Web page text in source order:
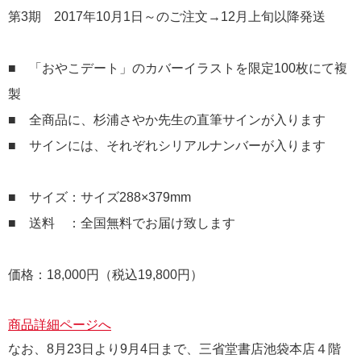
第3期 2017年10月1日～のご注文→12月上旬以降発送
​■ 「おやこデート」のカバーイラストを限定100枚にて複
製
■ 全商品に、杉浦さやか先生の直筆サインが入ります
■ サインには、それぞれシリアルナンバーが入ります
■ サイズ：サイズ288×379mm
■ 送料 ：全国無料でお届け致します
価格：18,000円（税込19,800円）
商品詳細ページへ
なお、8月23日より9月4日まで、三省堂書店池袋本店４階